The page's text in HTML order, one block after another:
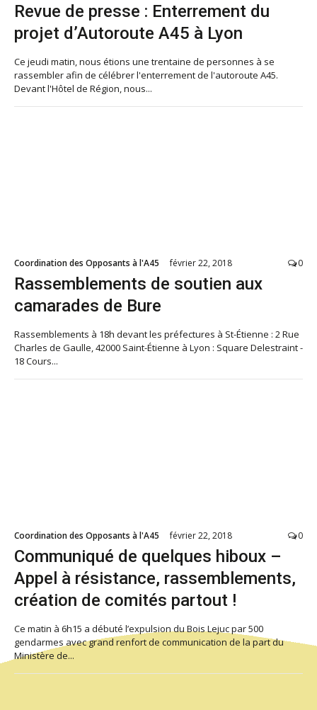
Revue de presse : Enterrement du
projet d’Autoroute A45 à Lyon
Ce jeudi matin, nous étions une trentaine de personnes à se
rassembler afin de célébrer l'enterrement de l'autoroute A45.
Devant l'Hôtel de Région, nous...
Coordination des Opposants à l'A45 février 22, 2018 0
Rassemblements de soutien aux
camarades de Bure
Rassemblements à 18h devant les préfectures à St-Étienne : 2 Rue
Charles de Gaulle, 42000 Saint-Étienne à Lyon : Square Delestraint -
18 Cours...
Coordination des Opposants à l'A45 février 22, 2018 0
Communiqué de quelques hiboux –
Appel à résistance, rassemblements,
création de comités partout !
Ce matin à 6h15 a débuté l’expulsion du Bois Lejuc par 500
gendarmes avec grand renfort de communication de la part du
Ministère de...